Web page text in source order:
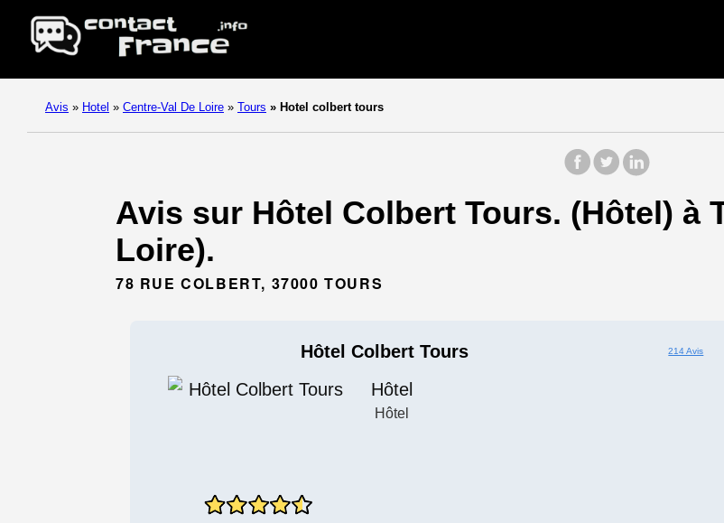
Avis » Hotel » Centre-Val De Loire » Tours » Hotel colbert tours
Avis sur Hôtel Colbert Tours. (Hôtel) à
Loire).
78 RUE COLBERT, 37000 TOURS
Hôtel Colbert Tours 214 Avis
Hôtel
Hôtel